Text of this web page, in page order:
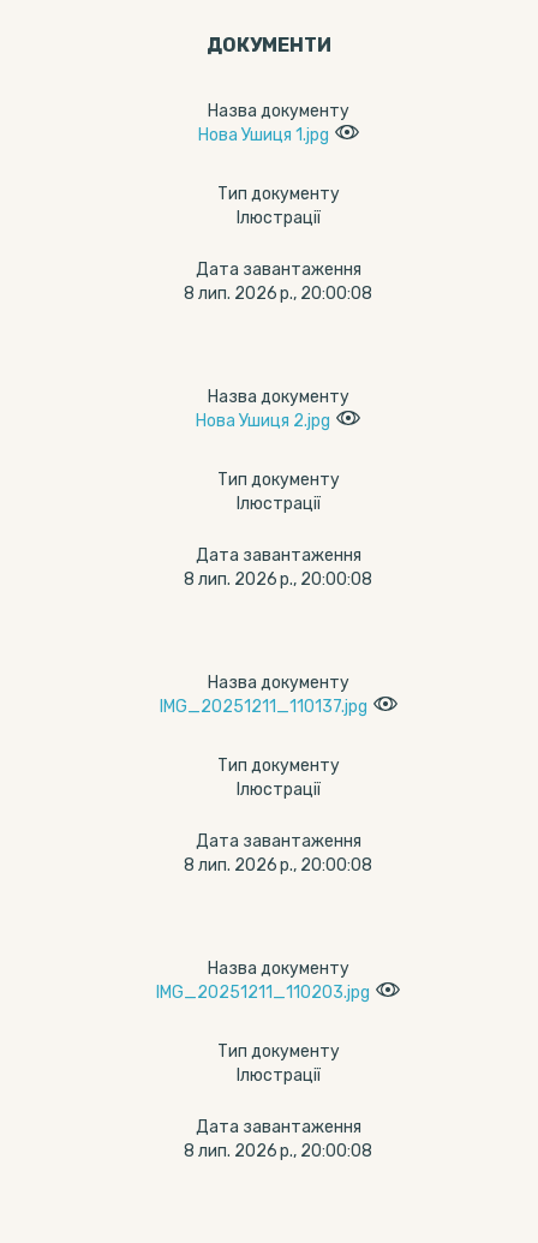
ДОКУМЕНТИ
Назва документу
Нова Ушиця 1.jpg
Тип документу
Ілюстрації
Дата завантаження
8 лип. 2026 р., 20:00:08
Назва документу
Нова Ушиця 2.jpg
Тип документу
Ілюстрації
Дата завантаження
8 лип. 2026 р., 20:00:08
Назва документу
IMG_20251211_110137.jpg
Тип документу
Ілюстрації
Дата завантаження
8 лип. 2026 р., 20:00:08
Назва документу
IMG_20251211_110203.jpg
Тип документу
Ілюстрації
Дата завантаження
8 лип. 2026 р., 20:00:08